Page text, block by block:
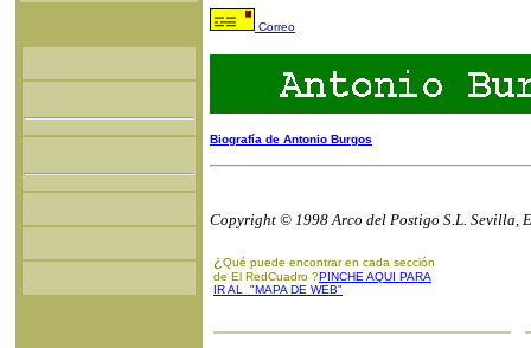
Correo
Biografía de Antonio Burgos
Copyright © 1998 Arco del Postigo S.L. Sevilla,
¿ Qué puede encontrar en cada sección
de El RedCuadro ?PINCHE AQUI PARA
IR AL "MAPA DE WEB"